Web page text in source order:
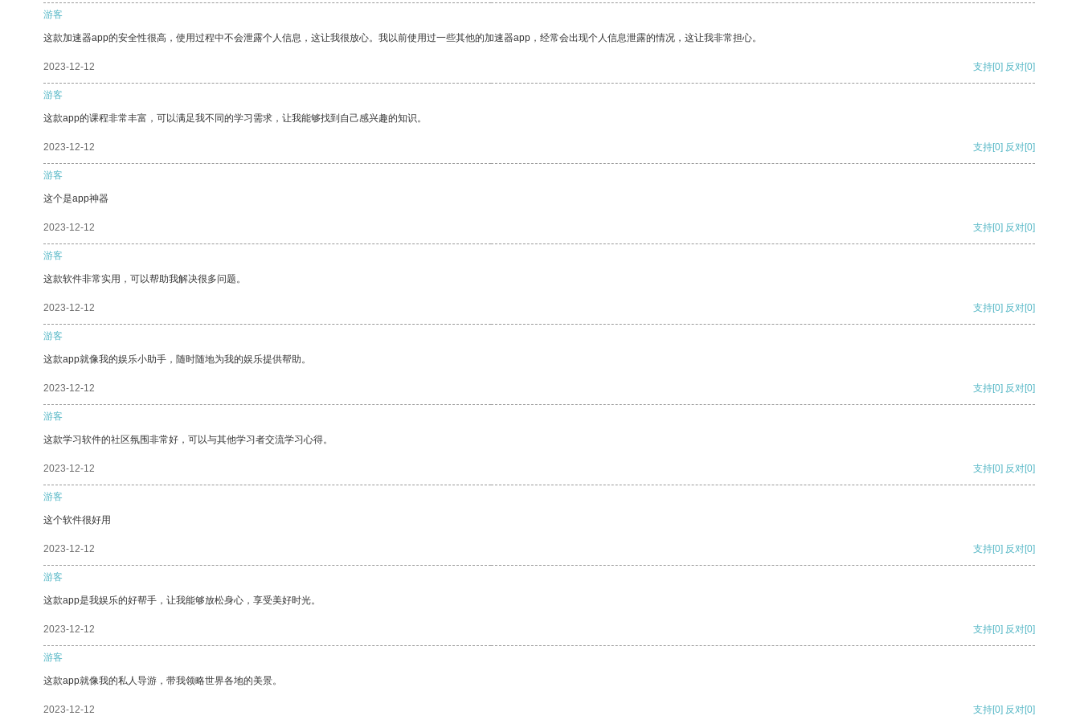
游客
这款加速器app的安全性很高，使用过程中不会泄露个人信息，这让我很放心。我以前使用过一些其他的加速器app，经常会出现个人信息泄露的情况，这让我非常担心。
2023-12-12 支持[0] 反对[0]
游客
这款app的课程非常丰富，可以满足我不同的学习需求，让我能够找到自己感兴趣的知识。
2023-12-12 支持[0] 反对[0]
游客
这个是app神器
2023-12-12 支持[0] 反对[0]
游客
这款软件非常实用，可以帮助我解决很多问题。
2023-12-12 支持[0] 反对[0]
游客
这款app就像我的娱乐小助手，随时随地为我的娱乐提供帮助。
2023-12-12 支持[0] 反对[0]
游客
这款学习软件的社区氛围非常好，可以与其他学习者交流学习心得。
2023-12-12 支持[0] 反对[0]
游客
这个软件很好用
2023-12-12 支持[0] 反对[0]
游客
这款app是我娱乐的好帮手，让我能够放松身心，享受美好时光。
2023-12-12 支持[0] 反对[0]
游客
这款app就像我的私人导游，带我领略世界各地的美景。
2023-12-12 支持[0] 反对[0]